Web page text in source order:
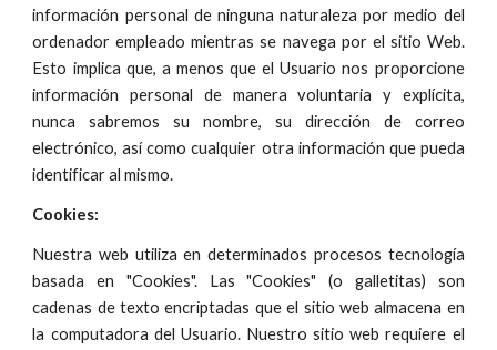
información personal de ninguna naturaleza por medio del
ordenador empleado mientras se navega por el sitio Web.
Esto implica que, a menos que el Usuario nos proporcione
información personal de manera voluntaria y explícita,
nunca sabremos su nombre, su dirección de correo
electrónico, así como cualquier otra información que pueda
identificar al mismo.
Cookies:
Nuestra web utiliza en determinados procesos tecnología
basada en "Cookies". Las "Cookies" (o galletitas) son
cadenas de texto encriptadas que el sitio web almacena en
la computadora del Usuario. Nuestro sitio web requiere el